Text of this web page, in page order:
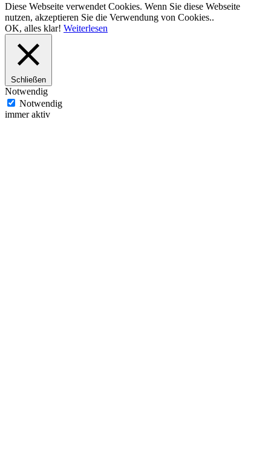
Diese Webseite verwendet Cookies. Wenn Sie diese Webseite
nutzen, akzeptieren Sie die Verwendung von Cookies..
OK, alles klar! Weiterlesen
Schließen
Notwendig
Notwendig
immer aktiv